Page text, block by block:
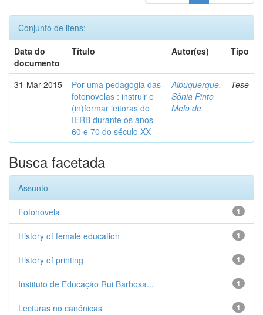
Conjunto de itens:
Data do
documento
Título Autor(es) Tipo
31-Mar-2015
Por uma pedagogia das
fotonovelas : instruir e
(in)formar leitoras do
IERB durante os anos
60 e 70 do século XX
Albuquerque,
Sônia Pinto
Melo de
Tese
Busca facetada
Assunto
1
Fotonovela
1
History of female education
1
History of printing
1
Instituto de Educação Rui Barbosa...
1
Lecturas no canónicas